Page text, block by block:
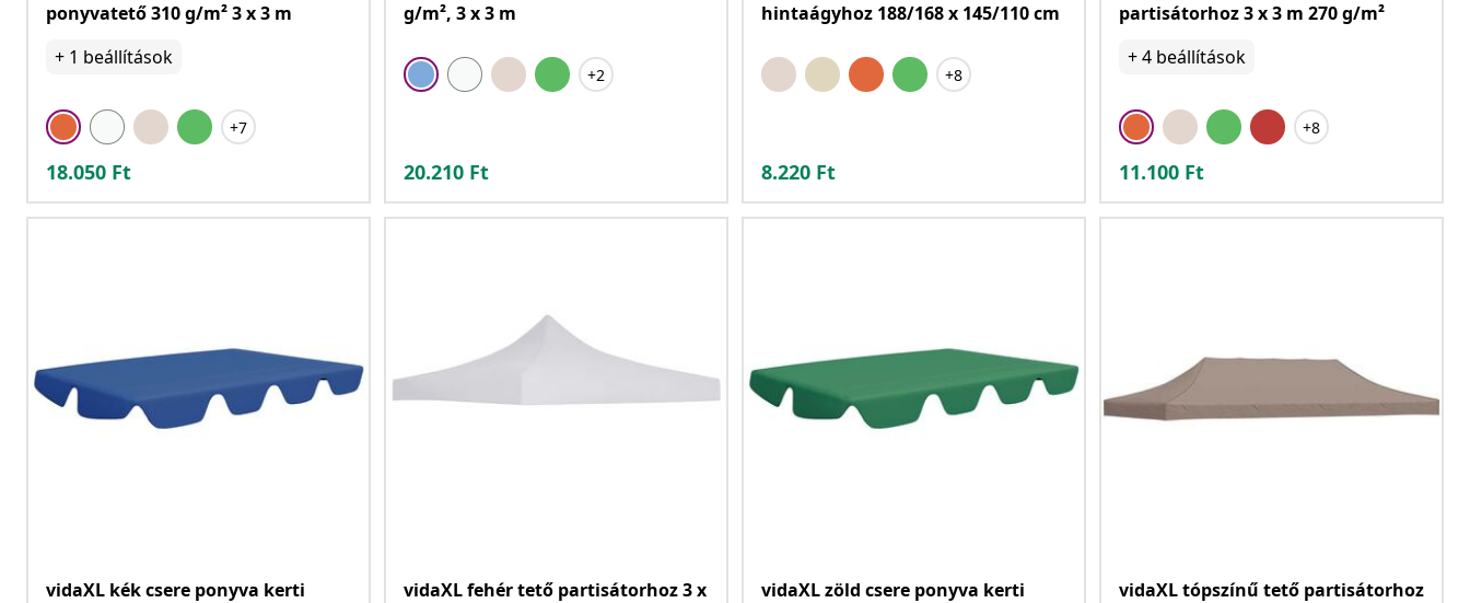
ponyvatető 310 g/m² 3 x 3 m
+ 1 beállítások
+7
18.050 Ft
g/m², 3 x 3 m
+2
20.210 Ft
hintaágyhoz 188/168 x 145/110 cm
+8
8.220 Ft
partisátorhoz 3 x 3 m 270 g/m²
+4 beállítások
+8
11.100 Ft
vidaXL kék csere ponyva kerti
vidaXL fehér tető partisátorhoz 3 x
vidaXL zöld csere ponyva kerti
vidaXL tópszínű tető partisátorhoz